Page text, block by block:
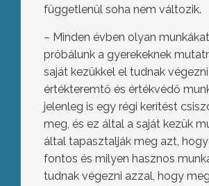
függetlenül soha nem változik.
– Minden évben olyan munkákat
próbálunk a gyerekeknek
saját kezükkel el tudnak
értékteremtő és értékvédő
jelenleg is egy régi kerítést
meg, és ez által a saját kezük
által tapasztalják meg azt,
fontos és milyen hasznos
tudnak végezni azzal, hogy